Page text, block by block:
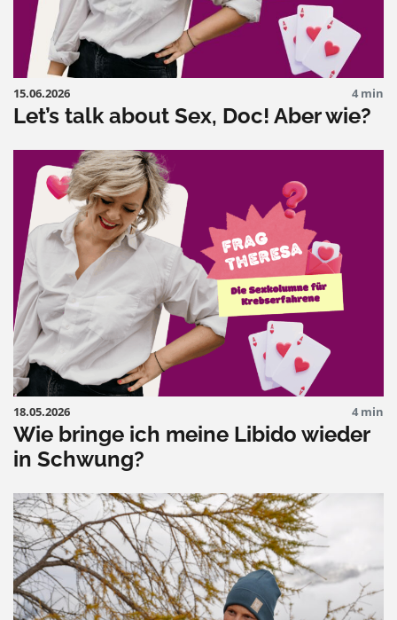
15.06.2026 4 min
Let’s talk about Sex, Doc! Aber wie?
18.05.2026 4 min
Wie bringe ich meine Libido wieder
in Schwung?